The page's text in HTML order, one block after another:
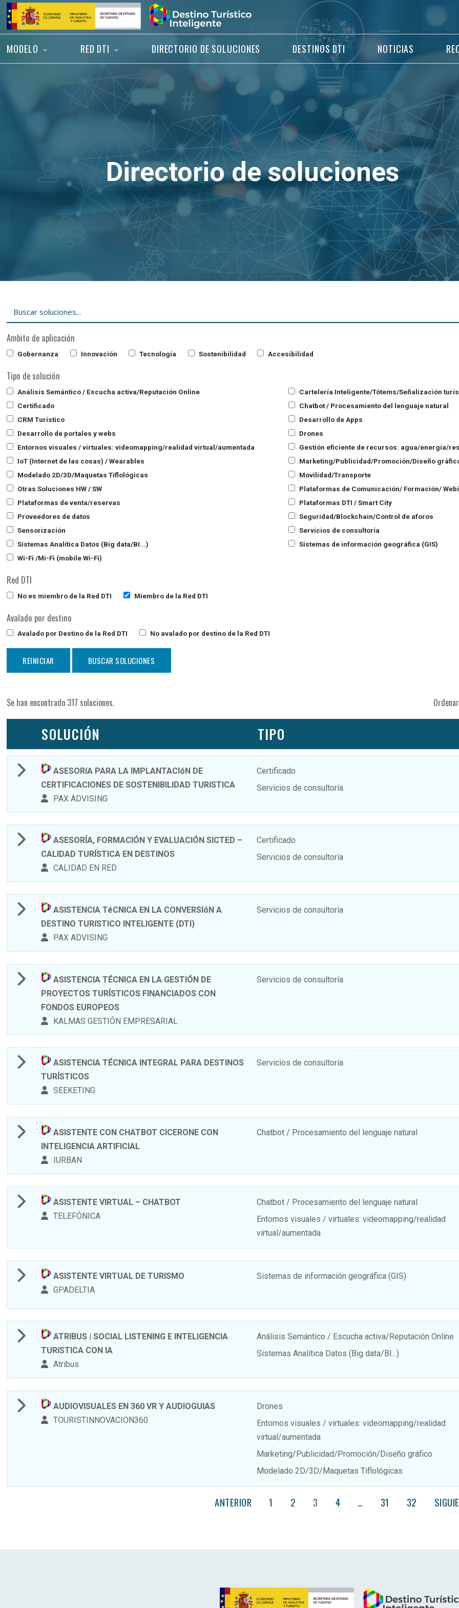
Saltar
contenido
Inicio
MODELO RED DTI DIRECTORIO DE SOLUCIONES DESTINOS DTI NOTICIAS
Directorio de soluciones
Ambito de aplicación
Gobernanza Innovación Tecnología Sostenibilidad Accesibilidad
Tipo de solución
Análisis Semántico / Escucha activa/Reputación Online
Cartelería Inteligente/Tótems/Señalización
Certificado
Chatbot / Procesamiento del lenguaje natural
CRM Turístico
Desarrollo de Apps
Desarrollo de portales y webs
Drones
Entornos visuales / virtuales: videomapping/realidad virtual/aumentada
Gestión eficiente de recursos: agua/energía/
IoT (Internet de las cosas) / Wearables
Marketing/Publicidad/Promoción/Diseño
Modelado 2D/3D/Maquetas Tiflológicas
Movilidad/Transporte
Otras Soluciones HW / SW
Plataformas de Comunicación/ Formación/
Plataformas de venta/reservas
Plataformas DTI / Smart City
Proveedores de datos
Seguridad/Blockchain/Control de aforos
Sensorización
Servicios de consultoría
Sistemas Analítica Datos (Big data/BI...)
Sistemas de información geográfica (GIS)
Wi-Fi /Mi-Fi (mobile Wi-Fi)
Red DTI
No es miembro de la Red DTI Miembro de la Red DTI
Avalado por destino
Avalado por Destino de la Red DTI No avalado por destino de la Red DTI
Se han encontrado 317 soluciones.
SOLUCIÓN TIPO
ASESORíA PARA LA IMPLANTACIóN DE
CERTIFICACIONES DE SOSTENIBILIDAD TURíSTICA
PAX ADVISING
Certificado
Servicios de consultoría
ASESORÍA, FORMACIÓN Y EVALUACIÓN SICTED –
CALIDAD TURÍSTICA EN DESTINOS
CALIDAD EN RED
Certificado
Servicios de consultoría
ASISTENCIA TéCNICA EN LA CONVERSIóN A
DESTINO TURíSTICO INTELIGENTE (DTI)
PAX ADVISING
Servicios de consultoría
ASISTENCIA TÉCNICA EN LA GESTIÓN DE
PROYECTOS TURÍSTICOS FINANCIADOS CON
FONDOS EUROPEOS
KALMAS GESTIÓN EMPRESARIAL
Servicios de consultoría
ASISTENCIA TÉCNICA INTEGRAL PARA DESTINOS
TURÍSTICOS
SEEKETING
Servicios de consultoría
ASISTENTE CON CHATBOT CICERONE CON
INTELIGENCIA ARTIFICIAL
IURBAN
Chatbot / Procesamiento del lenguaje natural
ASISTENTE VIRTUAL – CHATBOT
TELEFÓNICA
Chatbot / Procesamiento del lenguaje natural
Entornos visuales / virtuales: videomapping/realidad
virtual/aumentada
ASISTENTE VIRTUAL DE TURISMO
GPADELTIA
Sistemas de información geográfica (GIS)
ATRIBUS | SOCIAL LISTENING E INTELIGENCIA
TURíSTICA CON IA
Atribus
Análisis Semántico / Escucha activa/Reputación Online
Sistemas Analítica Datos (Big data/BI...)
AUDIOVISUALES EN 360 VR Y AUDIOGUIAS
TOURISTINNOVACION360
Drones
Entornos visuales / virtuales: videomapping/realidad
virtual/aumentada
Marketing/Publicidad/Promoción/Diseño gráfico
Modelado 2D/3D/Maquetas Tiflológicas
ANTERIOR 1 2 3 4 … 31 32